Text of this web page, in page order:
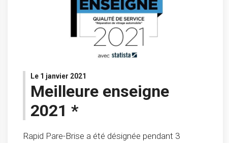
Le 1 janvier 2021
Meilleure enseigne
2021 *
Rapid Pare-Brise a été désignée pendant 3